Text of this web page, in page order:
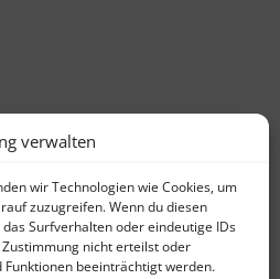
verwalten
wir Technologien wie Cookies, um
zuzugreifen. Wenn du diesen
Surfverhalten oder eindeutige IDs
nicht erteilst oder
beeinträchtigt werden.